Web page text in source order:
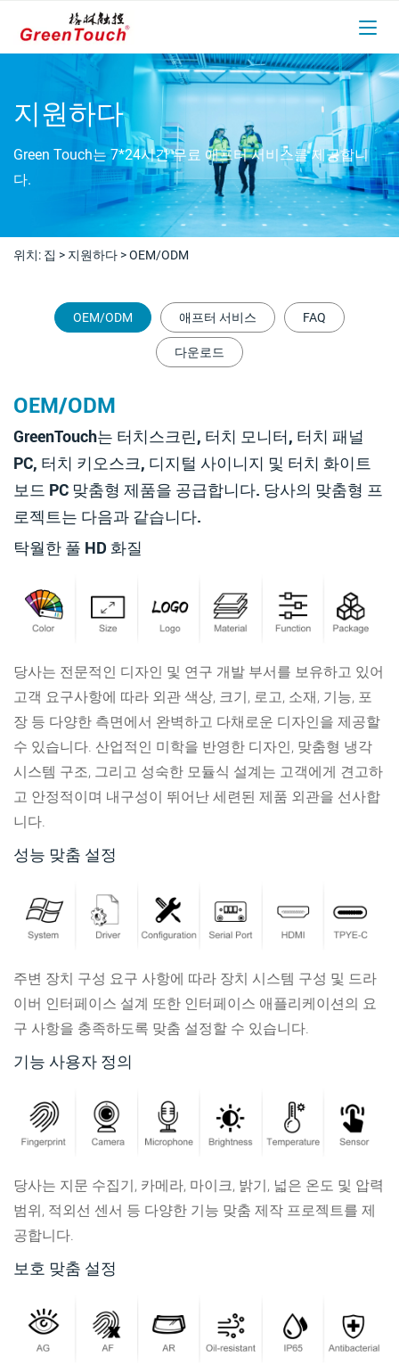
지원하다
Green Touch는 7*24시간 무료 애프터 서비스를 제공합니
다.
위치: 집 > 지원하다 >OEM/ODM
OEM/ODM 애프터 서비스 FAQ
다운로드
OEM/ODM
GreenTouch는 터치스크린, 터치 모니터, 터치 패널
PC, 터치 키오스크, 디지털 사이니지 및 터치 화이트
보드 PC 맞춤형 제품을 공급합니다. 당사의 맞춤형 프
로젝트는 다음과 같습니다.
탁월한 풀 HD 화질
당사는 전문적인 디자인 및 연구 개발 부서를 보유하고 있어
고객 요구사항에 따라 외관 색상, 크기, 로고, 소재, 기능, 포
장 등 다양한 측면에서 완벽하고 다채로운 디자인을 제공할
수 있습니다. 산업적인 미학을 반영한 디자인, 맞춤형 냉각
시스템 구조, 그리고 성숙한 모듈식 설계는 고객에게 견고하
고 안정적이며 내구성이 뛰어난 세련된 제품 외관을 선사합
니다.
성능 맞춤 설정
주변 장치 구성 요구 사항에 따라 장치 시스템 구성 및 드라
이버 인터페이스 설계 또한 인터페이스 애플리케이션의 요
구 사항을 충족하도록 맞춤 설정할 수 있습니다.
기능 사용자 정의
당사는 지문 수집기, 카메라, 마이크, 밝기, 넓은 온도 및 압력
범위, 적외선 센서 등 다양한 기능 맞춤 제작 프로젝트를 제
공합니다.
보호 맞춤 설정